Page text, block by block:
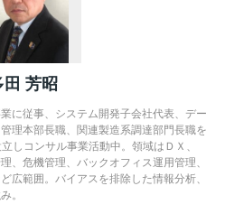
田 芳昭
に従事、システム開発子会社代表、デー
理本部長職、関連製造系調達部門長職を
しコンサル事業活動中。領域はＤＸ、
、危機管理、バックオフィス運用管理、
広範囲。バイアスを排除した情報分析、
。